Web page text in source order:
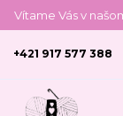
Vítame Vás v
+421 917 577 388